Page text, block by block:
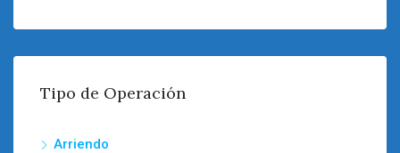
Tipo de Operación
Arriendo